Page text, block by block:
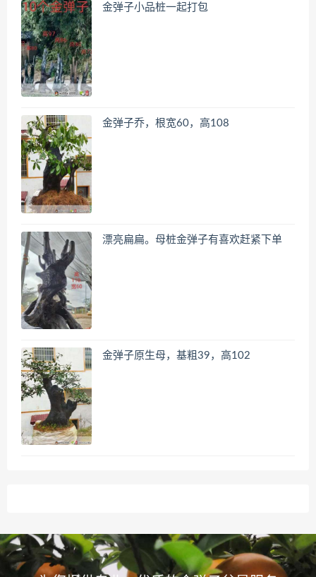
金弹子小品桩一起打包
金弹子乔，根宽60，高108
漂亮扁扁。母桩金弹子有喜欢赶紧下单
金弹子原生母，基粗39，高102